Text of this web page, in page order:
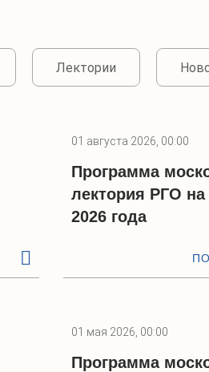
Лектории
01 августа 2026, 00:00
Программа
лектория РГО на
2026 года
01 мая 2026, 00:00
Программа